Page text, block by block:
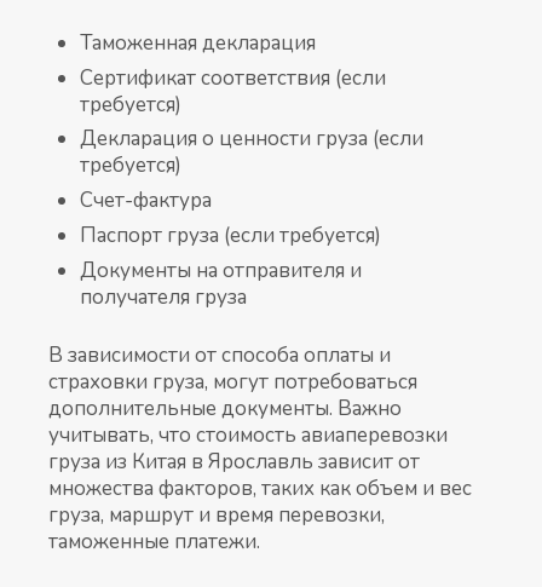
Таможенная декларация
Сертификат соответствия (если
требуется)
Декларация о ценности груза (если
требуется)
Счет-фактура
Паспорт груза (если требуется)
Документы на отправителя и
получателя груза
В зависимости от способа оплаты и
страховки груза, могут потребоваться
дополнительные документы. Важно
учитывать, что стоимость авиаперевозки
груза из Китая в Ярославль зависит от
множества факторов, таких как объем и вес
груза, маршрут и время перевозки,
таможенные платежи.